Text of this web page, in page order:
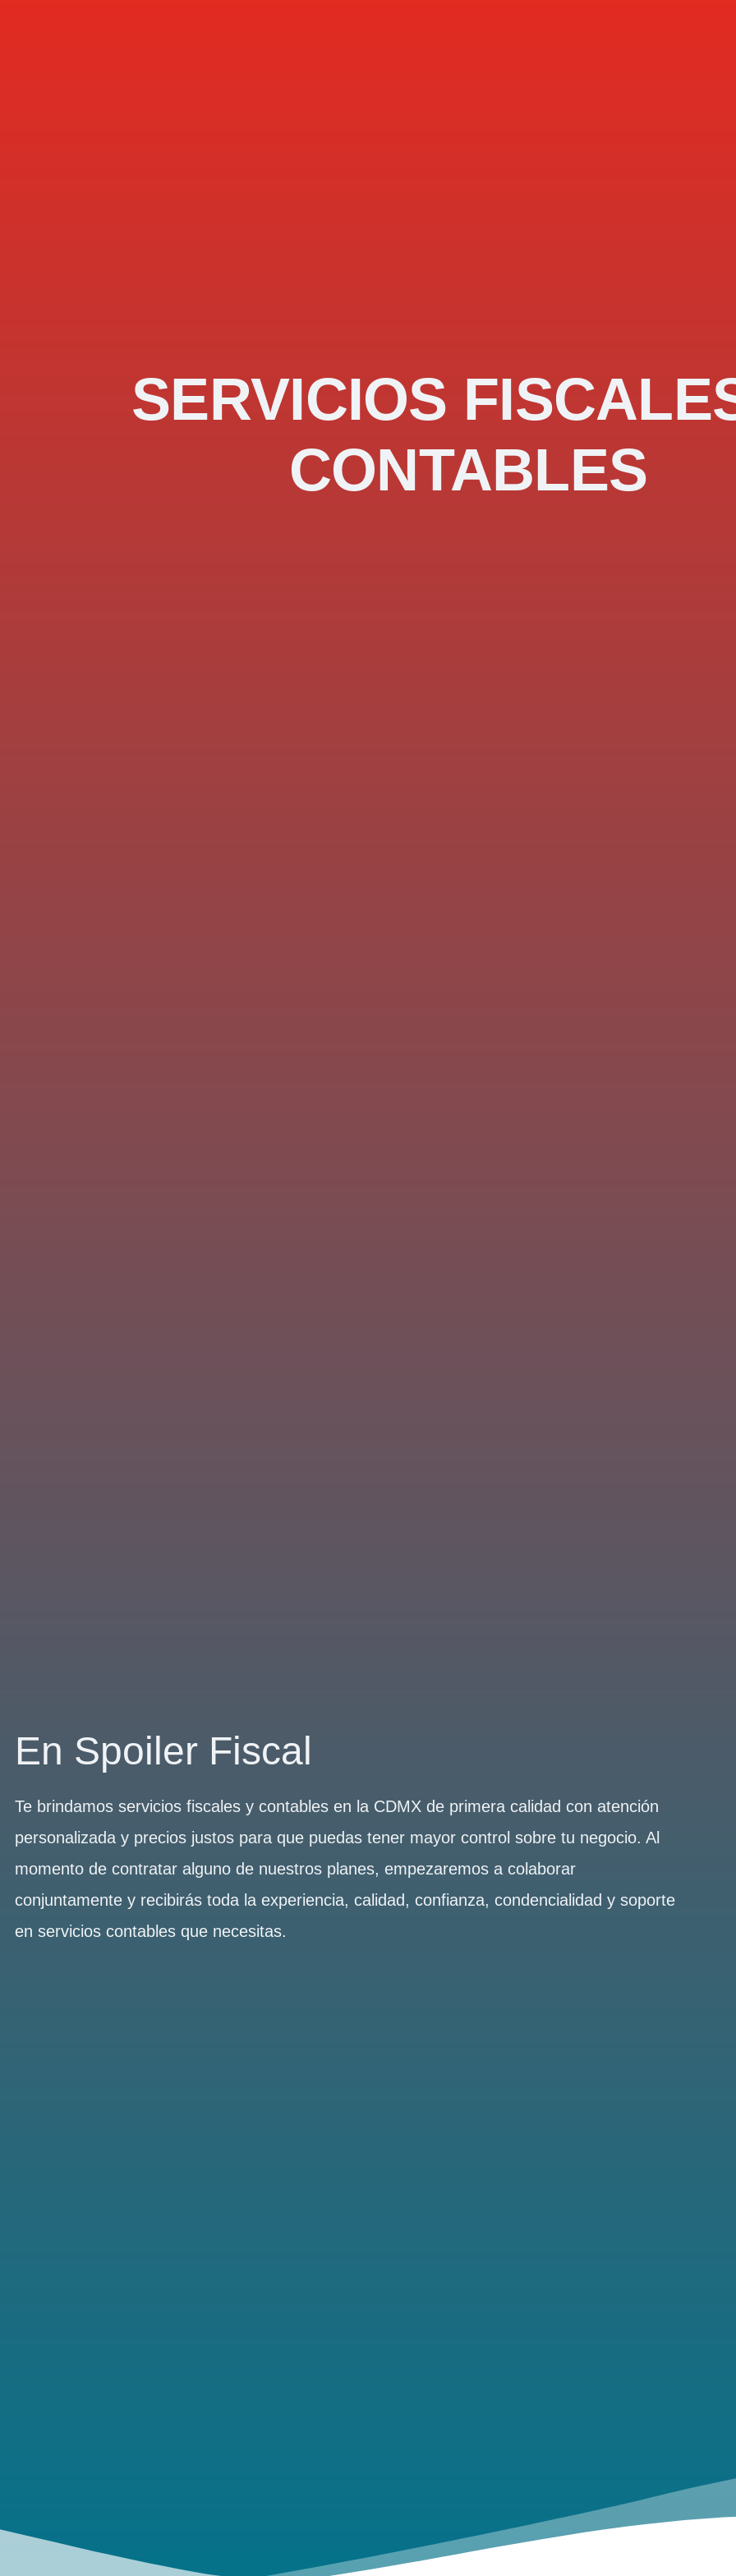
SERVICIOS
CONTABLES
En Spoiler Fiscal
Te brindamos servicios fiscales y contables en la CDMX de primera calidad con atención
personalizada y precios justos para que puedas tener mayor control sobre tu negocio. Al
momento de contratar alguno de nuestros planes, empezaremos a colaborar
conjuntamente y recibirás toda la experiencia, calidad, confianza, condencialidad y soporte
en servicios contables que necesitas.